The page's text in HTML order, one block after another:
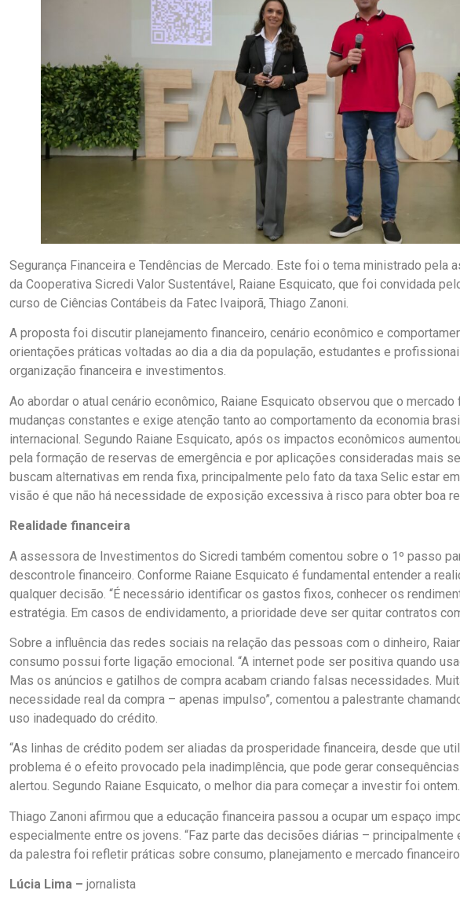
Segurança Financeira e Tendências de Mercado. Este foi o tema ministrado pela
da Cooperativa Sicredi Valor Sustentável, Raiane Esquicato, que foi convidada
curso de Ciências Contábeis da Fatec Ivaiporã, Thiago Zanoni.
A proposta foi discutir planejamento financeiro, cenário econômico e
orientações práticas voltadas ao dia a dia da população, estudantes e
organização financeira e investimentos.
Ao abordar o atual cenário econômico, Raiane Esquicato observou que o
mudanças constantes e exige atenção tanto ao comportamento da economia
internacional. Segundo Raiane Esquicato, após os impactos econômicos
pela formação de reservas de emergência e por aplicações consideradas mais
buscam alternativas em renda fixa, principalmente pelo fato da taxa Selic estar
visão é que não há necessidade de exposição excessiva à risco para obter boa
Realidade financeira
A assessora de Investimentos do Sicredi também comentou sobre o 1º passo
descontrole financeiro. Conforme Raiane Esquicato é fundamental entender a
qualquer decisão. “É necessário identificar os gastos fixos, conhecer os
estratégia. Em casos de endividamento, a prioridade deve ser quitar contratos
Sobre a influência das redes sociais na relação das pessoas com o dinheiro,
consumo possui forte ligação emocional. “A internet pode ser positiva quando
Mas os anúncios e gatilhos de compra acabam criando falsas necessidades.
necessidade real da compra – apenas impulso”, comentou a palestrante
uso inadequado do crédito.
“As linhas de crédito podem ser aliadas da prosperidade financeira, desde que
problema é o efeito provocado pela inadimplência, que pode gerar
alertou. Segundo Raiane Esquicato, o melhor dia para começar a investir foi
Thiago Zanoni afirmou que a educação financeira passou a ocupar um espaço
especialmente entre os jovens. “Faz parte das decisões diárias – principalmente
da palestra foi refletir práticas sobre consumo, planejamento e mercado
Lúcia Lima – jornalista